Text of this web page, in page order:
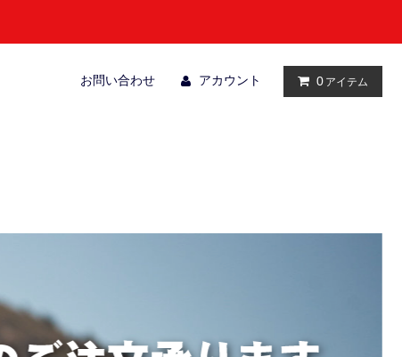
お問い合わせ アカウント 0 アイテム